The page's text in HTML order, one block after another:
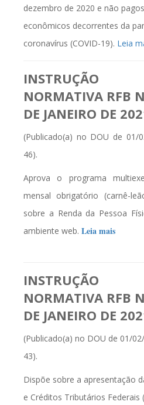
dezembro de 2020 e não
econômicos decorrentes da
coronavírus (COVID-19). Leia
INSTRUÇÃO
NORMATIVA RFB
DE JANEIRO DE
(Publicado(a) no DOU de 01/
46).
Aprova o programa
mensal obrigatório (carnê-
sobre a Renda da Pessoa
ambiente web. Leia mais
INSTRUÇÃO
NORMATIVA RFB
DE JANEIRO DE
(Publicado(a) no DOU de 01/
43).
Dispõe sobre a apresentação
e Créditos Tributários Federais